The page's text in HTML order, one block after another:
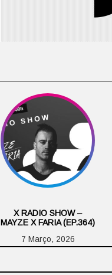
X RADIO SHOW –
MAYZE X FARIA (EP.364)
7 Março, 2026